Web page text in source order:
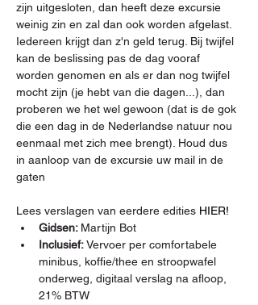
zijn uitgesloten, dan heeft deze excursie
weinig zin en zal dan ook worden afgelast.
Iedereen krijgt dan z'n geld terug. Bij twijfel
kan de beslissing pas de dag vooraf
worden genomen en als er dan nog twijfel
mocht zijn (je hebt van die dagen...), dan
proberen we het wel gewoon (dat is de gok
die een dag in de Nederlandse natuur nou
eenmaal met zich mee brengt). Houd dus
in aanloop van de excursie uw mail in de
gaten
Lees verslagen van eerdere edities HIER!
Gidsen: Martijn Bot
Inclusief: Vervoer per comfortabele
minibus, koffie/thee en stroopwafel
onderweg, digitaal verslag na afloop,
21% BTW